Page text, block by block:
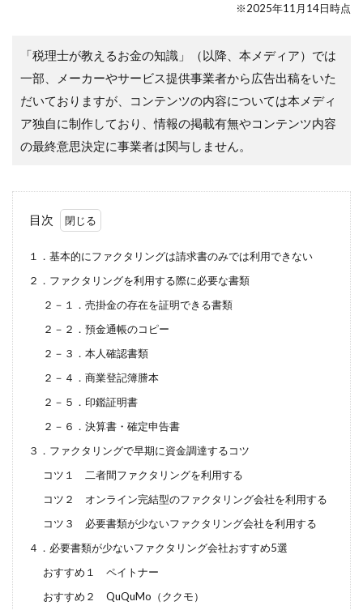
※2025年11月14日時点
「税理士が教えるお金の知識」（以降、本メディア）では
一部、メーカーやサービス提供事業者から広告出稿をいた
だいておりますが、コンテンツの内容については本メディ
ア独自に制作しており、情報の掲載有無やコンテンツ内容
の最終意思決定に事業者は関与しません。
目次
１．基本的にファクタリングは請求書のみでは利用できない
２．ファクタリングを利用する際に必要な書類
２－１．売掛金の存在を証明できる書類
２－２．預金通帳のコピー
２－３．本人確認書類
２－４．商業登記簿謄本
２－５．印鑑証明書
２－６．決算書・確定申告書
３．ファクタリングで早期に資金調達するコツ
コツ１ 二者間ファクタリングを利用する
コツ２ オンライン完結型のファクタリング会社を利用する
コツ３ 必要書類が少ないファクタリング会社を利用する
４．必要書類が少ないファクタリング会社おすすめ5選
おすすめ１ ペイトナー
おすすめ２ QuQuMo（ククモ）